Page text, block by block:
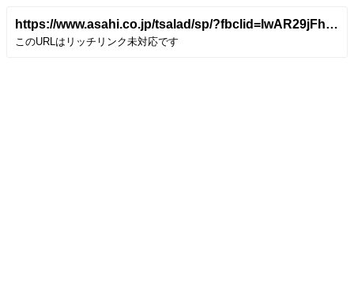
https://www.asahi.co.jp/tsalad/sp/?fbclid=IwAR29jFhuQ_Q7konbxS48dVU3fIP5K8-aCr5Y4E6DEr7IhRnd6XAyFuS9PIs
このURLはリッチリンク未対応です